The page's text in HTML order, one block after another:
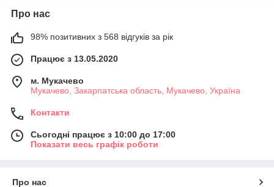
Про нас
98% позитивних з 568 відгуків за рік
Працює з 13.05.2020
м. Мукачево
Мукачево, Закарпатська область, Мукачево, Україна
Контакти
Сьогодні працює з 10:00 до 17:00
Показати весь графік роботи
Про нас